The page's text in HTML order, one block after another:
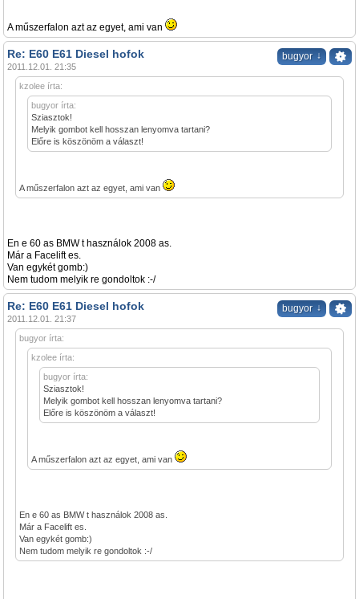
A műszerfalon azt az egyet, ami van
bugyor ↓
Re: E60 E61 Diesel hofok
2011.12.01. 21:35
kzolee írta:
bugyor írta:
Sziasztok!
Melyik gombot kell hosszan lenyomva tartani?
Előre is köszönöm a választ!
A műszerfalon azt az egyet, ami van
En e 60 as BMW t használok 2008 as.
Már a Facelift es.
Van egykét gomb:)
Nem tudom melyik re gondoltok :-/
bugyor ↓
Re: E60 E61 Diesel hofok
2011.12.01. 21:37
bugyor írta:
kzolee írta:
bugyor írta:
Sziasztok!
Melyik gombot kell hosszan lenyomva tartani?
Előre is köszönöm a választ!
A műszerfalon azt az egyet, ami van
En e 60 as BMW t használok 2008 as.
Már a Facelift es.
Van egykét gomb:)
Nem tudom melyik re gondoltok :-/